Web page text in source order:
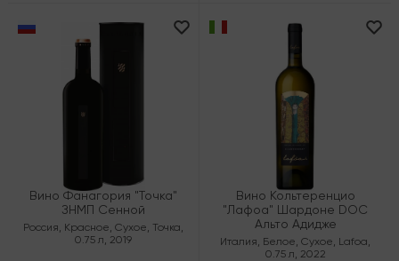
Вино Фанагория "Точка"
ЗНМП Сенной
Россия, Красное, Сухое, Точка,
0.75 л, 2019
Вино Кольтеренцио
"Лафоа" Шардоне DOC
Альто Адидже
Италия, Белое, Сухое, Lafoa,
0.75 л, 2022